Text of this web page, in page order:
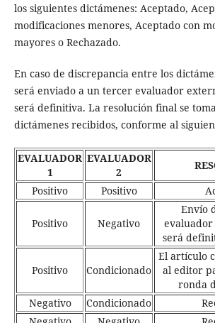
los siguientes dictámenes: Aceptado,
modificaciones menores, Aceptado con
mayores o Rechazado.
En caso de discrepancia entre los
será enviado a un tercer evaluador
será definitiva. La resolución final se
dictámenes recibidos, conforme al
EVALUADOR
1
EVALUADOR
2
Positivo
Positivo
Positivo Negativo
Envío
evaluador
será
Positivo Condicionado
El artículo
al editor
ronda
Negativo
Condicionado